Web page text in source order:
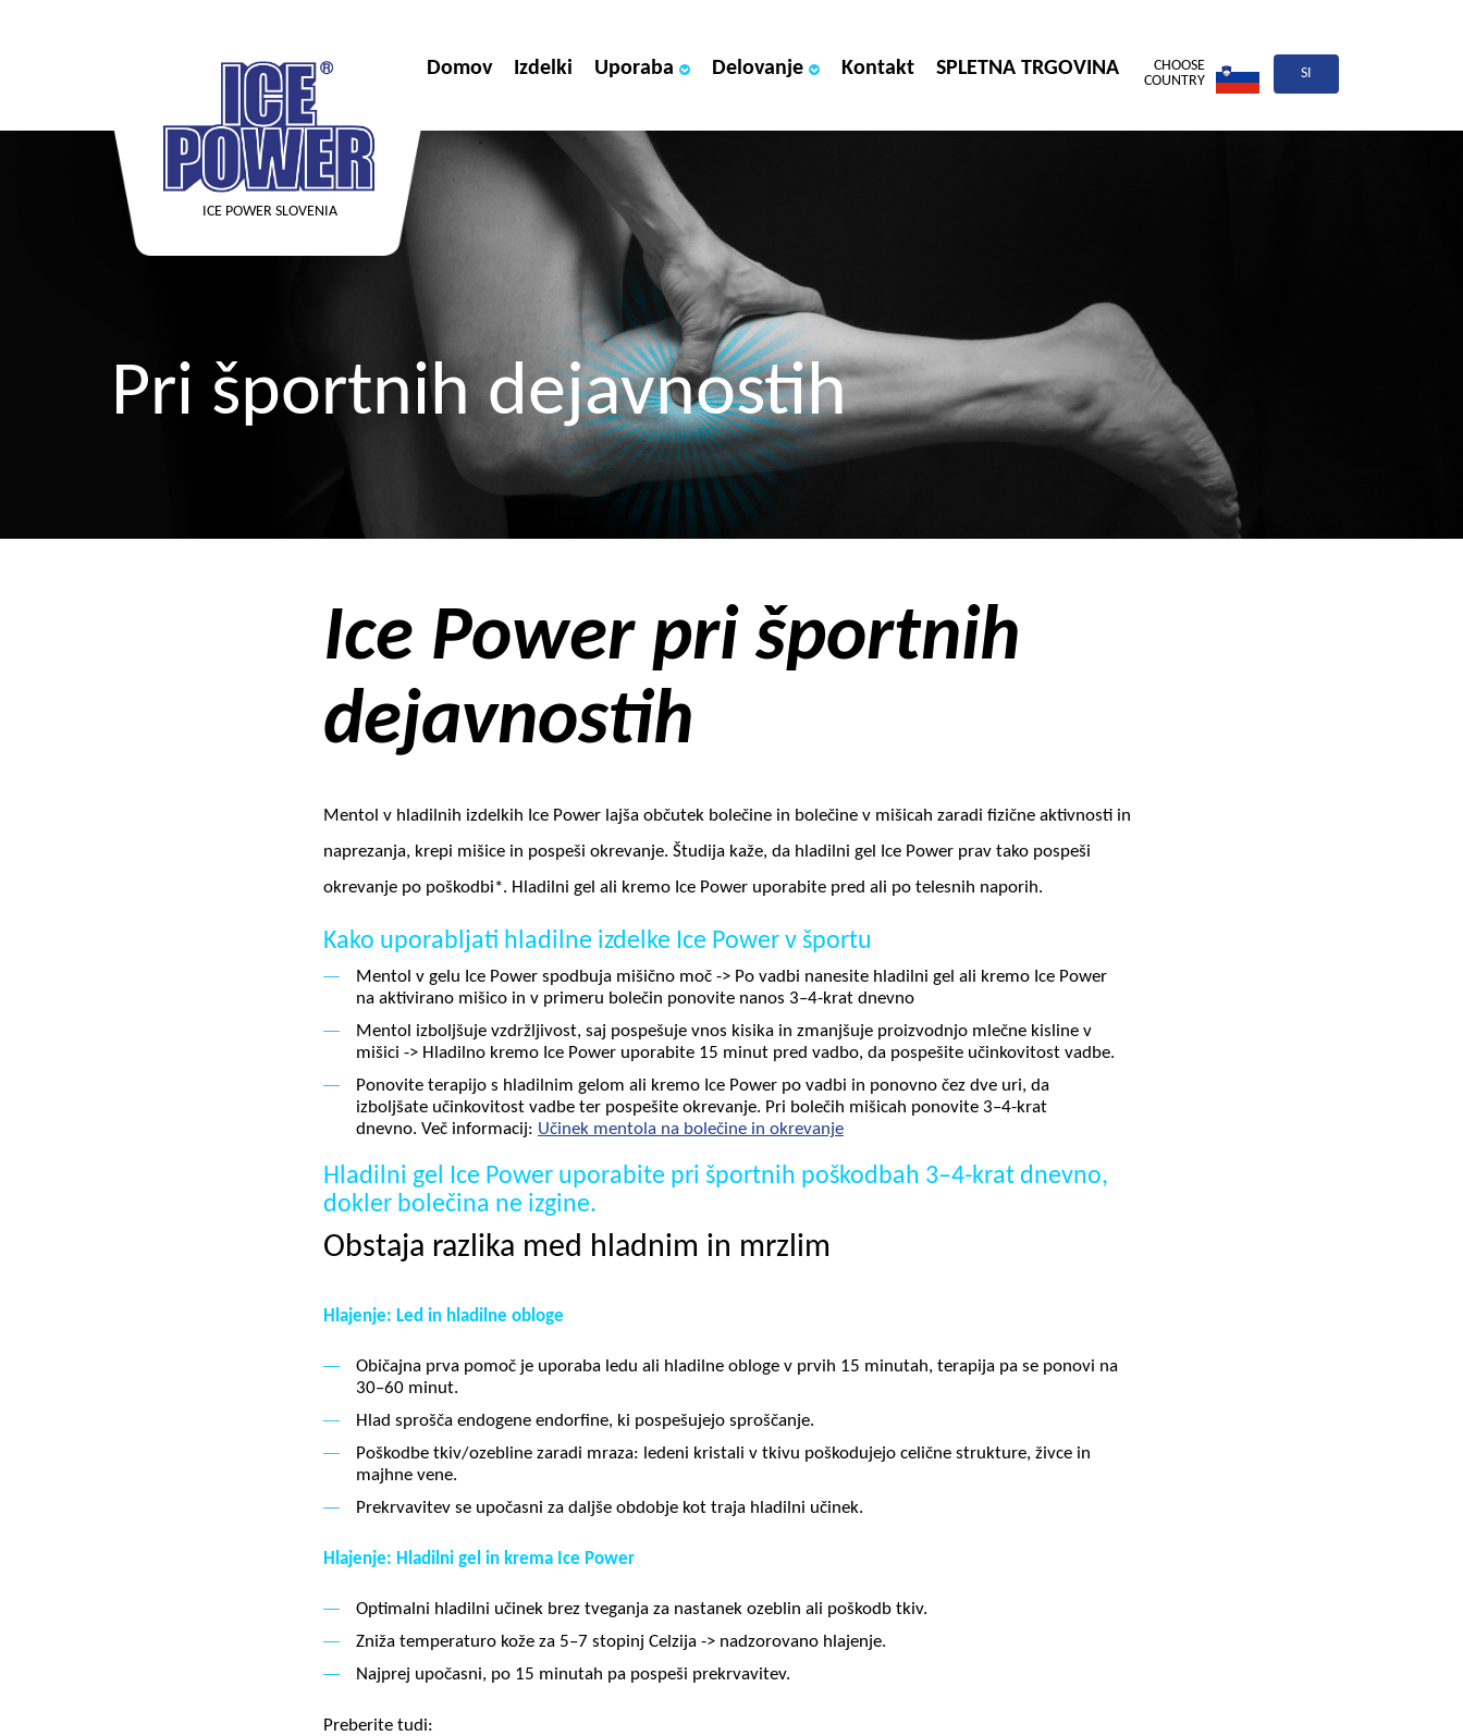
ICE POWER SLOVENIA
CHOOSE
COUNTRY
SI
Domov Izdelki Uporaba Delovanje Kontakt SPLETNA TRGOVINA
Pri športnih dejavnostih
Ice Power pri športnih
dejavnostih
Mentol v hladilnih izdelkih Ice Power lajša občutek bolečine in bolečine v mišicah zaradi fizične aktivnosti in
naprezanja, krepi mišice in pospeši okrevanje. Študija kaže, da hladilni gel Ice Power prav tako pospeši
okrevanje po poškodbi*. Hladilni gel ali kremo Ice Power uporabite pred ali po telesnih naporih.
Kako uporabljati hladilne izdelke Ice Power v športu
Mentol v gelu Ice Power spodbuja mišično moč -> Po vadbi nanesite hladilni gel ali kremo Ice Power
na aktivirano mišico in v primeru bolečin ponovite nanos 3–4-krat dnevno
Mentol izboljšuje vzdržljivost, saj pospešuje vnos kisika in zmanjšuje proizvodnjo mlečne kisline v
mišici -> Hladilno kremo Ice Power uporabite 15 minut pred vadbo, da pospešite učinkovitost vadbe.
Ponovite terapijo s hladilnim gelom ali kremo Ice Power po vadbi in ponovno čez dve uri, da
izboljšate učinkovitost vadbe ter pospešite okrevanje. Pri bolečih mišicah ponovite 3–4-krat
dnevno. Več informacij: Učinek mentola na bolečine in okrevanje
Hladilni gel Ice Power uporabite pri športnih poškodbah 3–4-krat dnevno,
dokler bolečina ne izgine.
Obstaja razlika med hladnim in mrzlim
Hlajenje: Led in hladilne obloge
Običajna prva pomoč je uporaba ledu ali hladilne obloge v prvih 15 minutah, terapija pa se ponovi na
30–60 minut.
Hlad sprošča endogene endorfine, ki pospešujejo sproščanje.
Poškodbe tkiv/ozebline zaradi mraza: ledeni kristali v tkivu poškodujejo celične strukture, živce in
majhne vene.
Prekrvavitev se upočasni za daljše obdobje kot traja hladilni učinek.
Hlajenje: Hladilni gel in krema Ice Power
Optimalni hladilni učinek brez tveganja za nastanek ozeblin ali poškodb tkiv.
Zniža temperaturo kože za 5–7 stopinj Celzija -> nadzorovano hlajenje.
Najprej upočasni, po 15 minutah pa pospeši prekrvavitev.
Preberite tudi: